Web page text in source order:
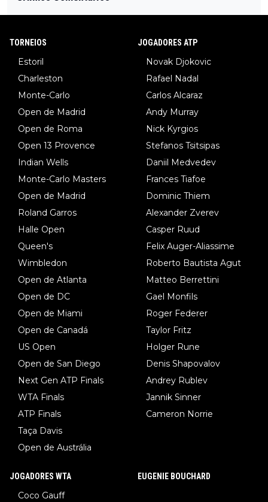
TORNEIOS
Estoril
Charleston
Monte-Carlo
Open de Madrid
Open de Roma
Open 13 Provence
Indian Wells
Monte-Carlo Masters
Open de Madrid
Roland Garros
Halle Open
Queen's
Wimbledon
Open de Atlanta
Open de DC
Open de Miami
Open de Canadá
US Open
Open de San Diego
Next Gen ATP Finals
WTA Finals
ATP Finals
Taça Davis
Open de Austrália
JOGADORES ATP
Novak Djokovic
Rafael Nadal
Carlos Alcaraz
Andy Murray
Nick Kyrgios
Stefanos Tsitsipas
Daniil Medvedev
Frances Tiafoe
Dominic Thiem
Alexander Zverev
Casper Ruud
Felix Auger-Aliassime
Roberto Bautista Agut
Matteo Berrettini
Gael Monfils
Roger Federer
Taylor Fritz
Holger Rune
Denis Shapovalov
Andrey Rublev
Jannik Sinner
Cameron Norrie
JOGADORES WTA
Coco Gauff
EUGENIE BOUCHARD